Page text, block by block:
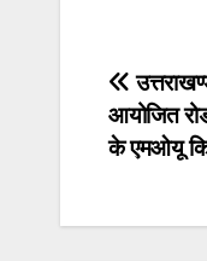
e
b
o
k
Post
आयोजित
के एमओयू